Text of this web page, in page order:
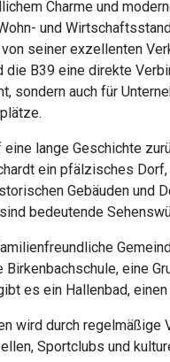
Charme und
und
seiner exzellenten
die B39 eine direkte
sondern auch für
lange Geschichte
ein pfälzisches
Gebäuden und
bedeutende
Birkenbachschule, eine
es ein Hallenbad,
wird durch
Sportclubs und